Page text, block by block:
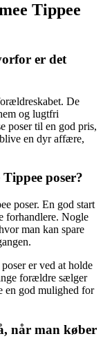
Tippee
er det
De
og lugtfri
poser til en god pris,
en dyr affære,
poser?
poser. En god start
forhandlere. Nogle
man kan spare
er ved at holde
forældre sælger
en god mulighed for
når man køber